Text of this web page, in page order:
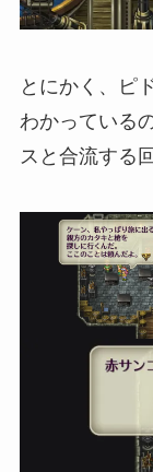
とにかく、ピ
わかっている
スと合流する